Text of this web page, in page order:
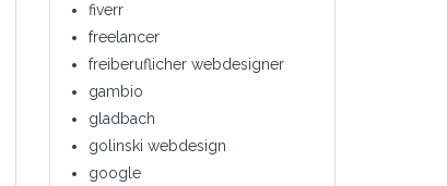
fiverr
freelancer
freiberuflicher webdesigner
gambio
gladbach
golinski webdesign
google